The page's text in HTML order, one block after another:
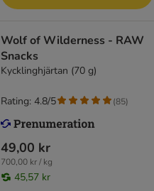
Wolf of Wilderness - RAW
Snacks
Kycklinghjärtan (70 g)
49,00 kr
700,00 kr / kg
45,57 kr
Rating: 4.8/5 (85)